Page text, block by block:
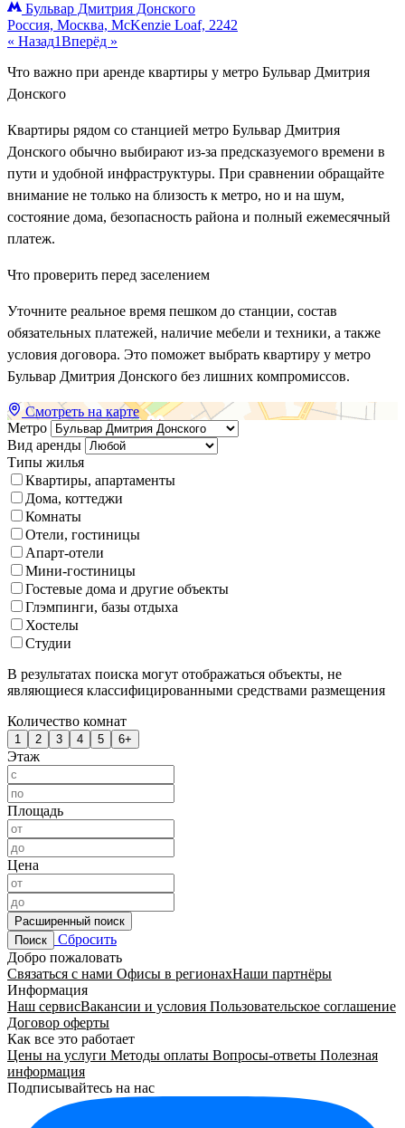
Бульвар Дмитрия Донского
Россия, Москва, McKenzie Loaf, 2242
« Назад1Вперёд »
Что важно при аренде квартиры у метро Бульвар Дмитрия
Донского
Квартиры рядом со станцией метро Бульвар Дмитрия
Донского обычно выбирают из-за предсказуемого времени в
пути и удобной инфраструктуры. При сравнении обращайте
внимание не только на близость к метро, но и на шум,
состояние дома, безопасность района и полный ежемесячный
платеж.
Что проверить перед заселением
Уточните реальное время пешком до станции, состав
обязательных платежей, наличие мебели и техники, а также
условия договора. Это поможет выбрать квартиру у метро
Бульвар Дмитрия Донского без лишних компромиссов.
Смотреть на карте
Метро
Вид аренды
Типы жилья
Квартиры, апартаменты
Дома, коттеджи
Комнаты
Отели, гостиницы
Апарт-отели
Мини-гостиницы
Гостевые дома и другие объекты
Глэмпинги, базы отдыха
Хостелы
Студии
В результатах поиска могут отображаться объекты, не
являющиеся классифицированными средствами размещения
Количество комнат
1 2 3 4 5 6+
Этаж
Площадь
Цена
Расширенный поиск
Поиск
Сбросить
Добро пожаловать
Связаться с нами Офисы в регионахНаши партнёры
Информация
Наш сервисВакансии и условия Пользовательское соглашение
Договор оферты
Как все это работает
Цены на услуги Методы оплаты Вопросы-ответы Полезная
информация
Подписывайтесь на нас